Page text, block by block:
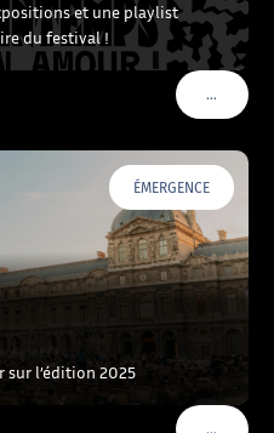
et une playlist
du festival !
…VOIR
ÉMERGENCE
sur l’édition 2025
…